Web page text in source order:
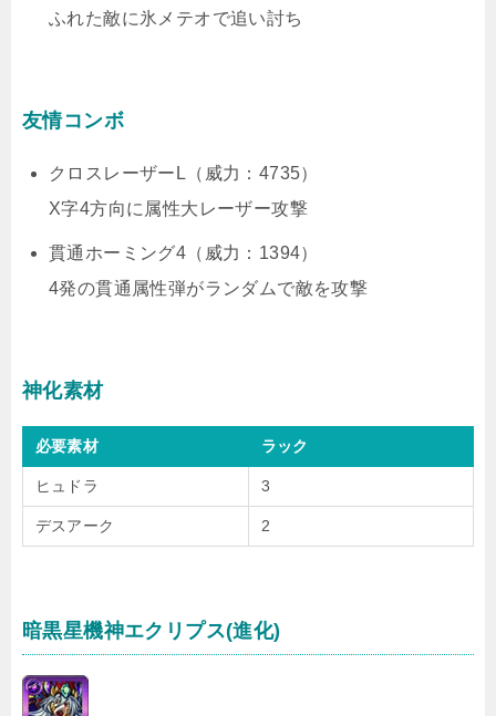
ふれた敵に氷メテオで追い討ち
友情コンボ
クロスレーザーL（威力：4735）
X字4方向に属性大レーザー攻撃
貫通ホーミング4（威力：1394）
4発の貫通属性弾がランダムで敵を攻撃
神化素材
必要素材 ラック
ヒュドラ 3
デスアーク 2
暗黒星機神エクリプス(進化)